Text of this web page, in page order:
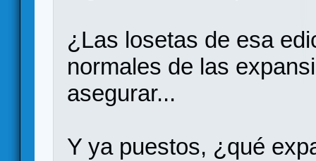
¿Las losetas de esa
normales de las
asegurar...
Y ya puestos, ¿qué